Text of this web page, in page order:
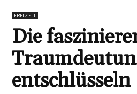
FREIZEIT
Die
entschlüsseln